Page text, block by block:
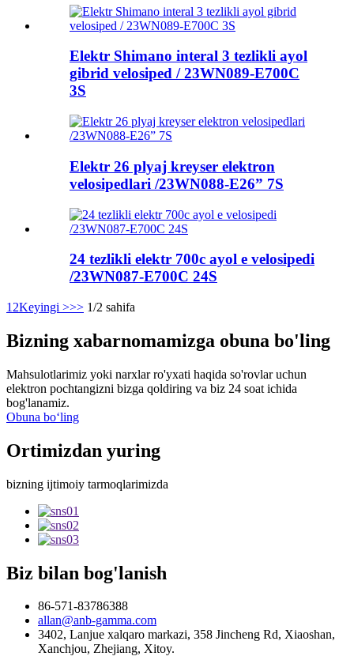
Elektr Shimano interal 3 tezlikli ayol
gibrid velosiped / 23WN089-E700C
3S
Elektr 26 plyaj kreyser elektron
velosipedlari /23WN088-E26” 7S
24 tezlikli elektr 700c ayol e velosipedi
/23WN087-E700C 24S
1 2Keyingi >>> 1/2 sahifa
Bizning xabarnomamizga obuna bo'ling
Mahsulotlarimiz yoki narxlar ro'yxati haqida so'rovlar uchun
elektron pochtangizni bizga qoldiring va biz 24 soat ichida
bog'lanamiz.
Obuna boʻling
Ortimizdan yuring
bizning ijtimoiy tarmoqlarimizda
Biz bilan bog'lanish
86-571-83786388
allan@anb-gamma.com
3402, Lanjue xalqaro markazi, 358 Jincheng Rd, Xiaoshan,
Xanchjou, Zhejiang, Xitoy.